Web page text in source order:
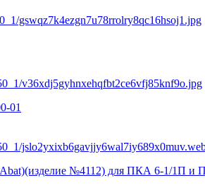
01
№4112) для ПКА 6-1/1П и